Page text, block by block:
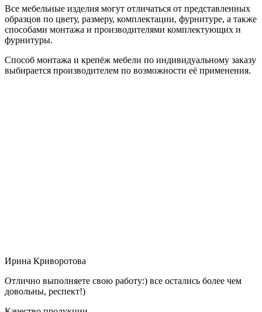
Все мебельные изделия могут отличаться от представленных
образцов по цвету, размеру, комплектации, фурнитуре, а также
способами монтажа и производителями комплектующих и
фурнитуры.
Способ монтажа и крепёж мебели по индивидуальному заказу
выбирается производителем по возможности её применения.
Ирина Криворотова
Отлично выполняете свою работу:) все остались более чем
довольны, респект!)